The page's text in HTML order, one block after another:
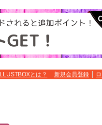
ILLUSTBOXとは？ 新規会員登録